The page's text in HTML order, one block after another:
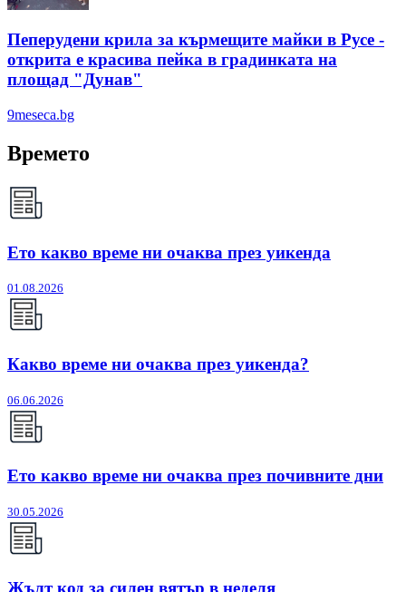
Пеперудени крила за кърмещите майки в Русе -
открита е красива пейка в градинката на
площад "Дунав"
9meseca.bg
Времето
Ето какво време ни очаква през уикенда
01.08.2026
Какво време ни очаква през уикенда?
06.06.2026
Ето какво време ни очаква през почивните дни
30.05.2026
Жълт код за силен вятър в неделя